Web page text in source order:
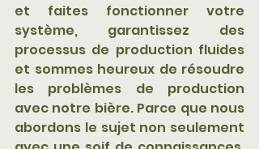
et faites fonctionner votre
système, garantissez des
processus de production fluides
et sommes heureux de résoudre
les problèmes de production
avec notre bière. Parce que nous
abordons le sujet non seulement